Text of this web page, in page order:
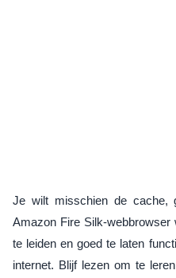
Je wilt misschien de cache,
Amazon Fire Silk-
te leiden en goed te laten
internet. Blijf lezen om te